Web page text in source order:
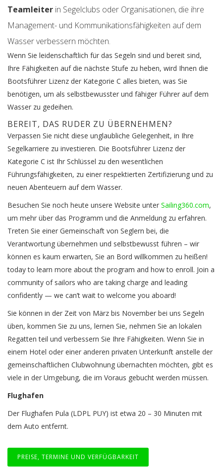
Teamleiter in Segelclubs oder Organisationen, die ihre
Management- und Kommunikationsfähigkeiten auf dem
Wasser verbessern möchten.
Wenn Sie leidenschaftlich für das Segeln sind und bereit sind,
Ihre Fähigkeiten auf die nächste Stufe zu heben, wird Ihnen die
Bootsführer Lizenz der Kategorie C alles bieten, was Sie
benötigen, um als selbstbewusster und fähiger Führer auf dem
Wasser zu gedeihen.
BEREIT, DAS RUDER ZU ÜBERNEHMEN?
Verpassen Sie nicht diese unglaubliche Gelegenheit, in Ihre
Segelkarriere zu investieren. Die Bootsführer Lizenz der
Kategorie C ist Ihr Schlüssel zu den wesentlichen
Führungsfähigkeiten, zu einer respektierten Zertifizierung und zu
neuen Abenteuern auf dem Wasser.
Besuchen Sie noch heute unsere Website unter Sailing360.com,
um mehr über das Programm und die Anmeldung zu erfahren.
Treten Sie einer Gemeinschaft von Seglern bei, die
Verantwortung übernehmen und selbstbewusst führen – wir
können es kaum erwarten, Sie an Bord willkommen zu heißen!
today to learn more about the program and how to enroll. Join a
community of sailors who are taking charge and leading
confidently — we can’t wait to welcome you aboard!
Sie können in der Zeit von März bis November bei uns Segeln
üben, kommen Sie zu uns, lernen Sie, nehmen Sie an lokalen
Regatten teil und verbessern Sie Ihre Fähigkeiten. Wenn Sie in
einem Hotel oder einer anderen privaten Unterkunft anstelle der
gemeinschaftlichen Clubwohnung übernachten möchten, gibt es
viele in der Umgebung, die im Voraus gebucht werden müssen.
Flughafen
Der Flughafen Pula (LDPL PUY) ist etwa 20 – 30 Minuten mit
dem Auto entfernt.
PREISE, TERMINE UND VERFÜGBARKEIT